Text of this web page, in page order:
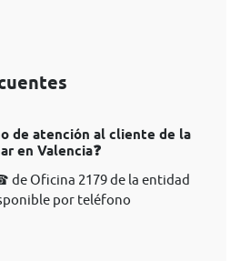
de atención al cliente de la
en Valencia❓
Oficina 2179 de la entidad
por teléfono